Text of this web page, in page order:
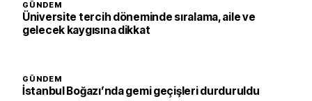
GÜNDEM
Üniversite tercih döneminde sıralama, aile ve
gelecek kaygısına dikkat
GÜNDEM
İstanbul Boğazı’nda gemi geçişleri durduruldu